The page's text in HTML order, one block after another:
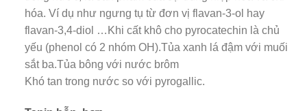
hóa. Ví dụ như ngưng tụ từ đơn vị flavan-3-ol hay
flavan-3,4-diol …Khi cất khô cho pyrocatechin là chủ
yếu (phenol có 2 nhóm OH).Tủa xanh lá đậm với muối
sắt ba.Tủa bông với nước brôm
Khó tan trong nước so với pyrogallic.